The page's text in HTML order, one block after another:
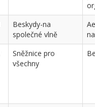
Beskydy-na
společné vlně
Sněžnice pro
všechny